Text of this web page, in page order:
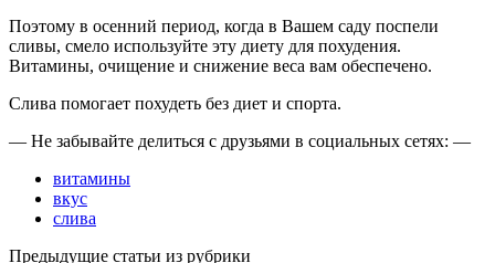
Поэтому в осенний период, когда в Вашем саду поспели
сливы, смело используйте эту диету для похудения.
Витамины, очищение и снижение веса вам обеспечено.
Слива помогает похудеть без диет и спорта.
— Не забывайте делиться с друзьями в социальных сетях: —
витамины
вкус
слива
Предыдущие статьи из рубрики